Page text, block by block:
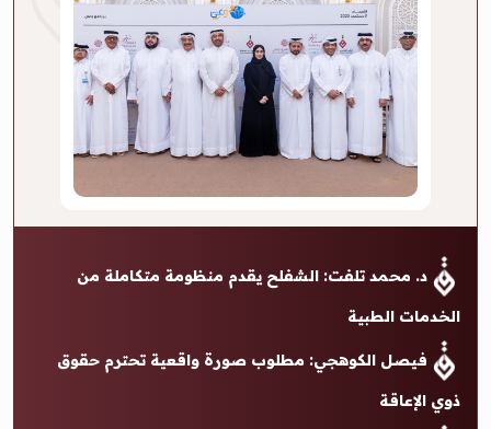
د. محمد تلفت: الشفلح يقدم منظومة متكاملة من
الخدمات الطبية
فيصل الكوهجي: مطلوب صورة واقعية تحترم حقوق
ذوي الإعاقة